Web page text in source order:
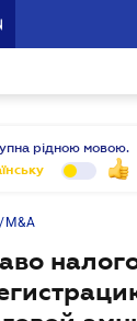
рідною мовою.